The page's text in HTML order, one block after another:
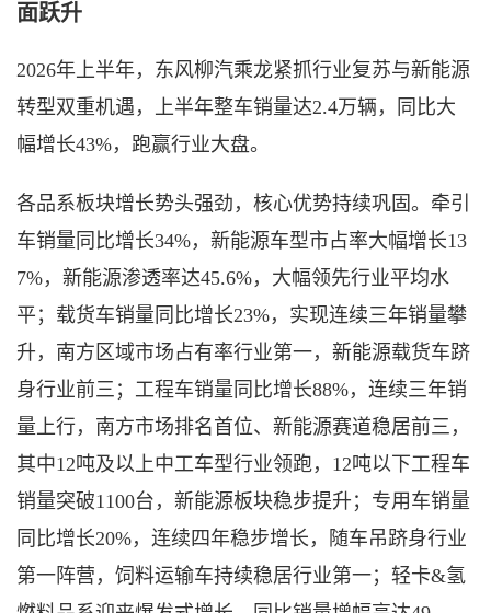
面跃升
2026年上半年，东风柳汽乘龙紧抓行业复苏与新能源
转型双重机遇，上半年整车销量达2.4万辆，同比大
幅增长43%，跑赢行业大盘。
各品系板块增长势头强劲，核心优势持续巩固。 牵引
车销量 同比增长34%，新能源车型市占率大幅增长13
7%，新能源渗透率达45.6%，大幅领先行业平均水
平； 载货车销量同比增长23%，实现连续三年销量攀
升，南方区域市场占有率行业第一，新能源载货车跻
身行业前三； 工程车销量同比增长88%， 连续三年销
量上行，南方市场排名首位、新能源赛道稳居前三 ，
其中12吨及以上中工车型行业领跑，12吨以下工程车
销量突破1100台，新能源板块稳步提升； 专用车销量
同比增长20%，连续四年稳步增长，随车吊跻身行业
第一阵营，饲料运输车持续稳居行业第一； 轻卡&氢